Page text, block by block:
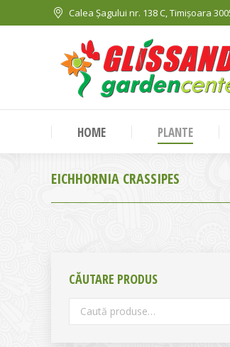
Calea Șagului nr. 138 C, Timișoara
HOME PLANTE
EICHHORNIA CRASSIPES
CĂUTARE PRODUS